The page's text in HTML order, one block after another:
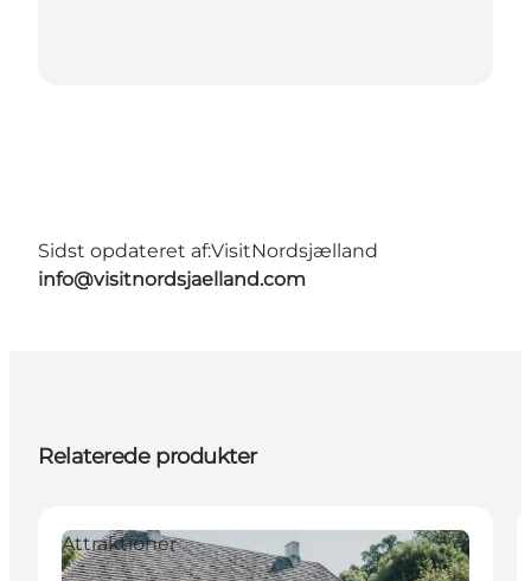
Sidst opdateret af:VisitNordsjælland
info@visitnordsjaelland.com
Relaterede produkter
Attraktioner